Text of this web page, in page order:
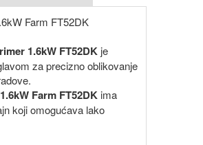
Farm FT52DK
1.6kW FT52DK je
za precizno oblikovanje
Farm FT52DK ima
koji omogućava lako